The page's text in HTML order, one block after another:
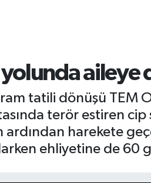
aileye
tatili dönüşü TEM
terör estiren cip
harekete
ehliyetine de 60